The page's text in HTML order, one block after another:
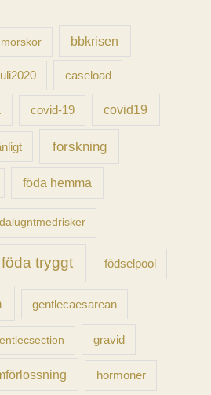
bbkrisen
caseload
covid-19 covid19
forskning
föda hemma
föda tryggt födselpool
gentlecaesarean
gravid
hormoner